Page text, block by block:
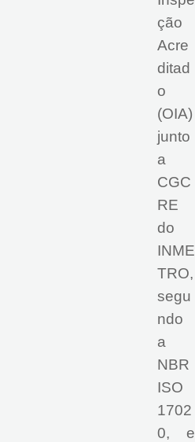
ção
Acre
ditad
o
(OIA)
junto
a
CGC
RE
do
INME
TRO,
segu
ndo
a
NBR
ISO
1702
0, e